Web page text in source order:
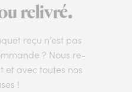
relivré.
reçu n’est pas
? Nous re-
et avec toutes nos
!